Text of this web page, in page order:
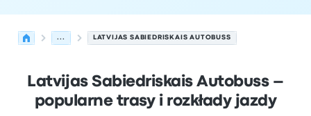
... LATVIJAS SABIEDRISKAIS AUTOBUSS
Latvijas Sabiedriskais Autobuss –
popularne trasy i rozkłady jazdy